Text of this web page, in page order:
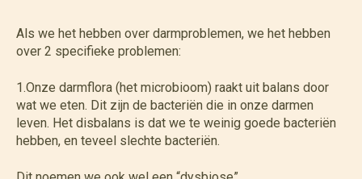
Als we het hebben over darmproblemen, we het hebben
over 2 specifieke problemen:
1.Onze darmflora (het microbioom) raakt uit balans door
wat we eten. Dit zijn de bacteriën die in onze darmen
leven. Het disbalans is dat we te weinig goede bacteriën
hebben, en teveel slechte bacteriën.